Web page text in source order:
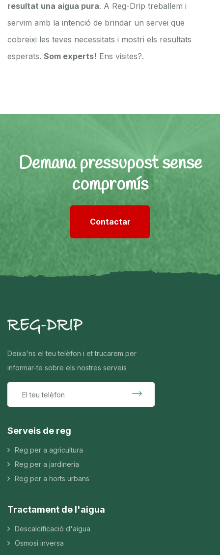
resultat una aigua pura. A Reg-Drip treballem i
servim amb la intenció de brindar un servei que
cobreixi les teves necessitats i mostri els resultats
esperats. Som experts! Ens visites?.
Demana pressupost sense
compromís
Contactar
Deixa'ns el teu telèfon i et trucarem per
informar-te sobre els nostres serveis
Serveis de reg
Reg per a agricultura
Reg per a jardineria
Reg per a horts urbans
Tractament de l'aigua
Descalcificació d'aigua
Osmosi inversa